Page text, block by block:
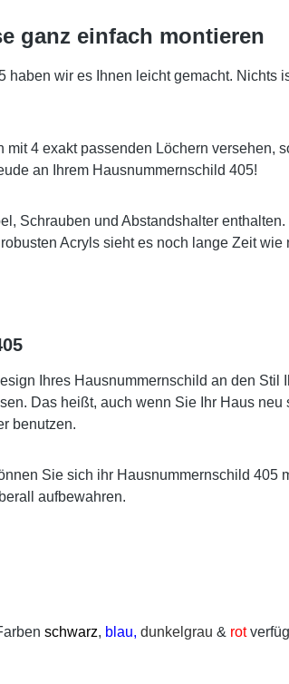
ganz einfach montieren
wir es Ihnen leicht gemacht.
4 exakt passenden Löchern
an Ihrem Hausnummernschild 405!
Schrauben und Abstandshalter
Acryls sieht es noch lange Zeit wie
Ihres Hausnummernschild an den
Das heißt, auch wenn Sie Ihr Haus
benutzen.
Sie sich ihr Hausnummernschild
aufbewahren.
schwarz, blau, dunkelgrau & rot